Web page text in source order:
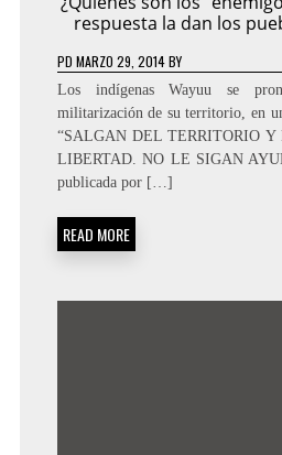
respuesta la dan los
PD MARZO 29, 2014BY
Los indígenas Wayuu se
militarización de su territorio, en
“SALGAN DEL TERRITORIO Y
LIBERTAD. NO LE SIGAN
publicada por […]
READ MORE